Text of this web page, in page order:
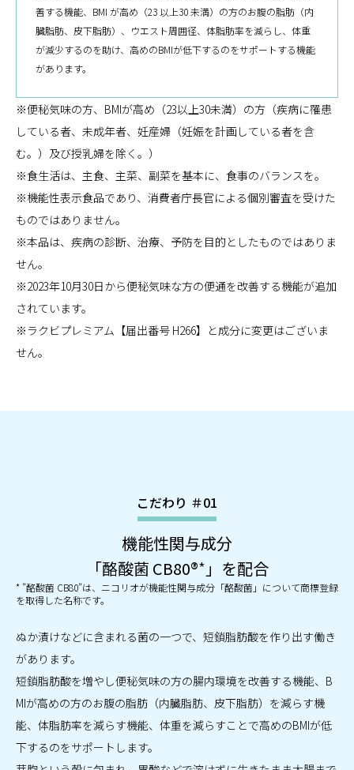
善する機能、BMI が高め（23 以上30 未満）の方のお腹の脂肪（内
臓脂肪、皮下脂肪）、ウエスト周囲径、体脂肪率を減らし、体重
が減少するのを助け、高めのBMIが低下するのをサポートする機能
があります。
※便秘気味の方、BMIが高め（23以上30未満）の方（疾病に罹患
している者、未成年者、妊産婦（妊娠を計画している者を含
む。）及び授乳婦を除く。）
※食生活は、主食、主菜、副菜を基本に、食事のバランスを。
※機能性表示食品であり、消費者庁長官による個別審査を受けた
ものではありません。
※本品は、疾病の診断、治療、予防を目的としたものではありま
せん。
※2023年10月30日から便秘気味な方の便通を改善する機能が追加
されています。
※ラクビプレミアム【届出番号 H266】と成分に変更はございま
せん。
こだわり ＃01
機能性関与成分
「酪酸菌 CB80®* 」を配合
* ”酪酸菌 CB80”は、ニコリオが機能性関与成分「酪酸菌」について商標登録
を取得した名称です。
ぬか漬けなどに含まれる菌の一つで、短鎖脂肪酸を作り出す働き
があります。
短鎖脂肪酸を増やし便秘気味の方の腸内環境を改善する機能、B
MIが高めの方のお腹の脂肪（内臓脂肪、皮下脂肪）を減らす機
能、体脂肪率を減らす機能、体重を減らすことで高めのBMIが低
下するのをサポートします。